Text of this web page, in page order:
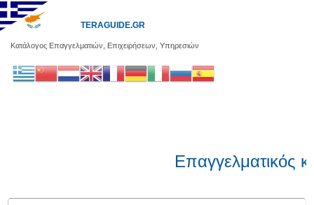
Κατάλογος Επαγγελματιών, Επιχειρήσεων, Υπηρεσιών
TERAGUIDE.GR
Επαγγελματικός